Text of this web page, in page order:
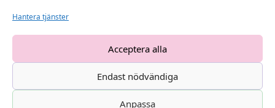
Hantera tjänster
Acceptera alla
Endast nödvändiga
Anpassa
©2026Kreativa Karin | Skapad avVestergård Webb
& Design